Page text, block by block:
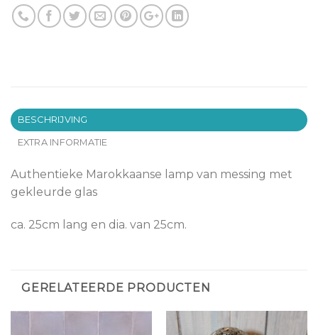
BESCHRIJVING
EXTRA INFORMATIE
Authentieke Marokkaanse lamp van messing met
gekleurde glas
ca. 25cm lang en dia. van 25cm.
GERELATEERDE PRODUCTEN